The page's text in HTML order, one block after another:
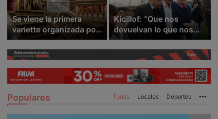
Se viene la primera
variette organizada por
la Asociación Amigos
del Complejo Cultural
Kicillof: “Que nos
devuelvan lo que nos
robaron”
Populares Todas Locales Deportes